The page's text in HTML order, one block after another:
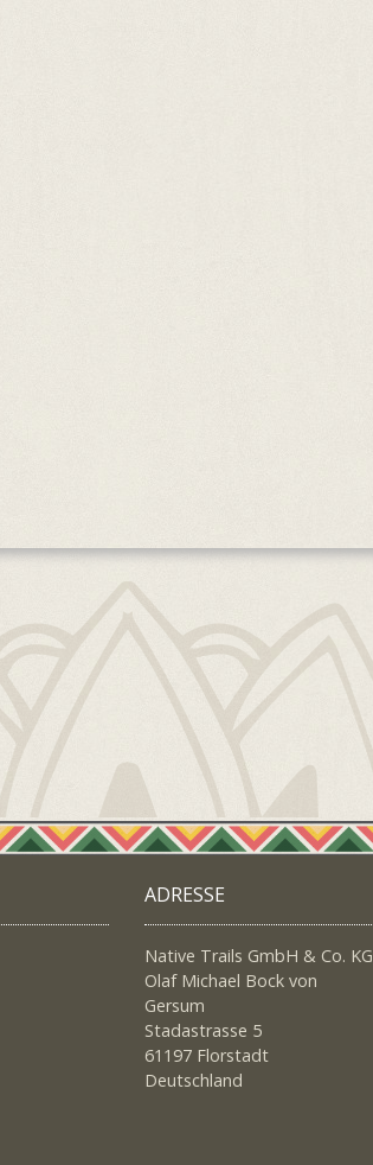
ADRESSE
Native Trails GmbH & Co. KG
Olaf Michael Bock von
Gersum
Stadastrasse 5
61197 Florstadt
Deutschland